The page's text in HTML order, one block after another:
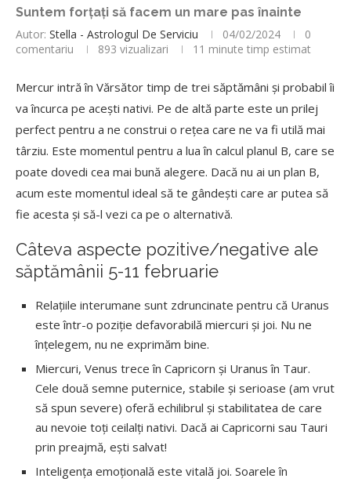
Suntem forțați să facem un mare pas înainte
Autor: Stella - Astrologul De Serviciu 04/02/2024
0
comentariu
893 vizualizari 11 minute timp estimat
Mercur intră în Vărsător timp de trei săptămâni și probabil îi
va încurca pe acești nativi. Pe de altă parte este un prilej
perfect pentru a ne construi o rețea care ne va fi utilă mai
târziu. Este momentul pentru a lua în calcul planul B, care se
poate dovedi cea mai bună alegere. Dacă nu ai un plan B,
acum este momentul ideal să te gândești care ar putea să
fie acesta și să-l vezi ca pe o alternativă.
Câteva aspecte pozitive/negative ale
săptămânii 5-11 februarie
Relațiile interumane sunt zdruncinate pentru că Uranus
este într-o poziție defavorabilă miercuri și joi. Nu ne
înțelegem, nu ne exprimăm bine.
Miercuri, Venus trece în Capricorn și Uranus în Taur.
Cele două semne puternice, stabile și serioase (am vrut
să spun severe) oferă echilibrul și stabilitatea de care
au nevoie toți ceilalți nativi. Dacă ai Capricorni sau Tauri
prin preajmă, ești salvat!
Inteligența emoțională este vitală joi. Soarele în